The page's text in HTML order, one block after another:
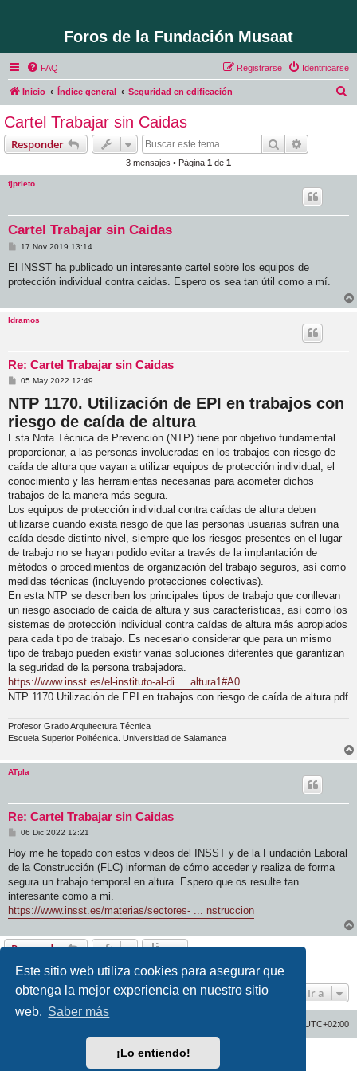
Este sitio web utiliza cookies para asegurar que
obtenga la mejor experiencia en nuestro sitio
web. Saber más
¡Lo entiendo!
Foros de la Fundación Musaat
FAQ Identificarse
Registrarse
Inicio Índice general Seguridad en edificación
Cartel Trabajar sin Caidas
Responder Buscar
3 mensajes • Página 1 de 1
fjprieto
Cartel Trabajar sin Caidas
M
n
a
17 Nov 2019 13:14
El INSST ha publicado un interesante cartel sobre los equipos de
protección individual contra caidas. Espero os sea tan útil como a mí.
ldramos
Re: Cartel Trabajar sin Caidas
M
n
s
a
j
e
05 May 2022 12:49
NTP 1170. Utilización de EPI en trabajos con
riesgo de caída de altura
Esta Nota Técnica de Prevención (NTP) tiene por objetivo fundamental
proporcionar, a las personas involucradas en los trabajos con riesgo de
caída de altura que vayan a utilizar equipos de protección individual, el
conocimiento y las herramientas necesarias para acometer dichos
trabajos de la manera más segura.
Los equipos de protección individual contra caídas de altura deben
utilizarse cuando exista riesgo de que las personas usuarias sufran una
caída desde distinto nivel, siempre que los riesgos presentes en el lugar
de trabajo no se hayan podido evitar a través de la implantación de
métodos o procedimientos de organización del trabajo seguros, así como
medidas técnicas (incluyendo protecciones colectivas).
En esta NTP se describen los principales tipos de trabajo que conllevan
un riesgo asociado de caída de altura y sus características, así como los
sistemas de protección individual contra caídas de altura más apropiados
para cada tipo de trabajo. Es necesario considerar que para un mismo
tipo de trabajo pueden existir varias soluciones diferentes que garantizan
la seguridad de la persona trabajadora.
https://www.insst.es/el-instituto-al-di ... altura1#A0
NTP 1170 Utilización de EPI en trabajos con riesgo de caída de altura.pdf
Profesor Grado Arquitectura Técnica
Escuela Superior Politécnica. Universidad de Salamanca
ATpla
Re: Cartel Trabajar sin Caidas
M
n
s
a
j
e
06 Dic 2022 12:21
Hoy me he topado con estos videos del INSST y de la Fundación Laboral
de la Construcción (FLC) informan de cómo acceder y realiza de forma
segura un trabajo temporal en altura. Espero que os resulte tan
interesante como a mi.
https://www.insst.es/materias/sectores- ... nstruccion
Responder
3 mensajes • Página 1de1
Ir a
UTC+02:00
Desarrollado porphpBB® Forum Software © phpBB Limited
phpBB España